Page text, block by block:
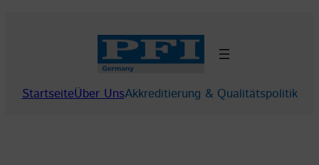
StartseiteÜber UnsAkkreditierung & Qualitätspolitik